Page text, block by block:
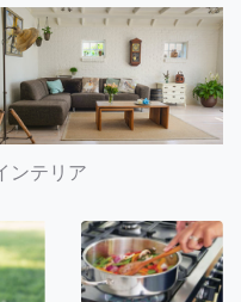
ンテリア